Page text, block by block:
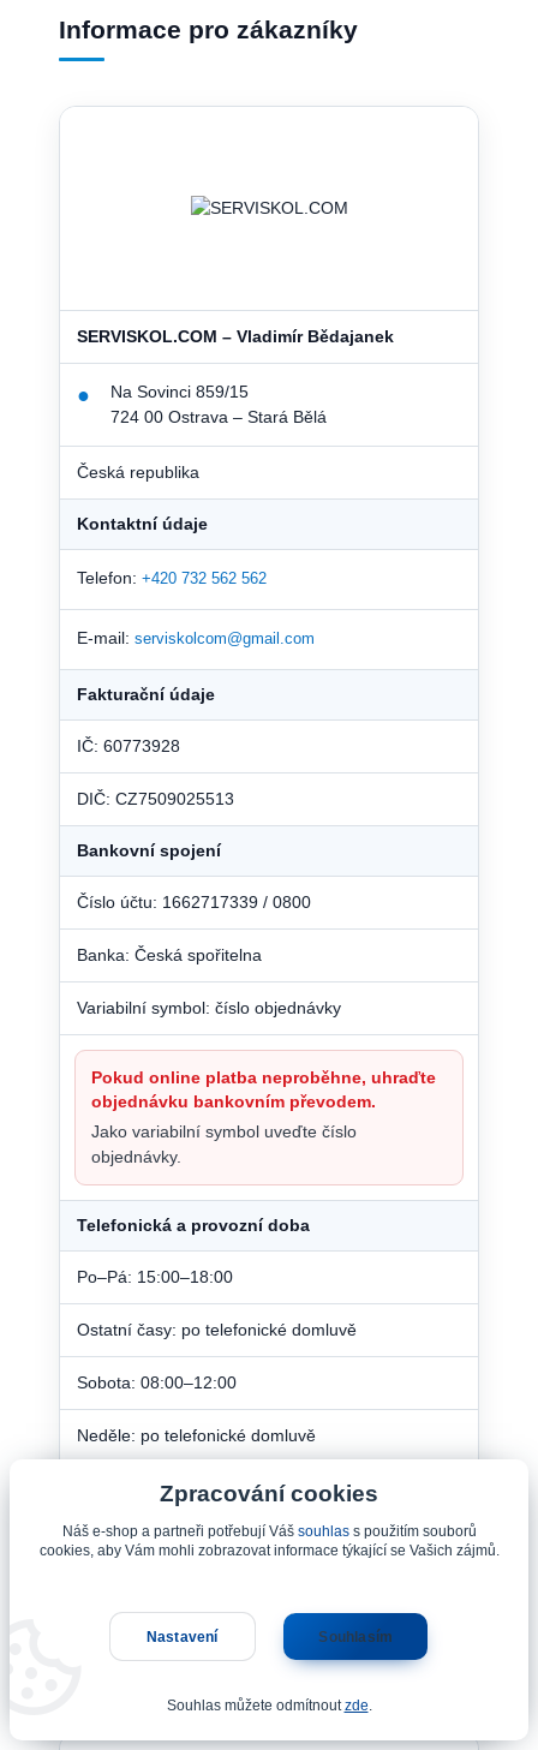
Informace pro zákazníky
SERVISKOL.COM – Vladimír Bědajanek
●
Na Sovinci 859/15
724 00 Ostrava – Stará Bělá
Česká republika
Kontaktní údaje
Telefon: +420 732 562 562
E-mail: serviskolcom@gmail.com
Fakturační údaje
IČ: 60773928
DIČ: CZ7509025513
Bankovní spojení
Číslo účtu: 1662717339 / 0800
Banka: Česká spořitelna
Variabilní symbol: číslo objednávky
Pokud online platba neproběhne, uhraďte
objednávku bankovním převodem.
Jako variabilní symbol uveďte číslo
objednávky.
Telefonická a provozní doba
Po–Pá: 15:00–18:00
Ostatní časy: po telefonické domluvě
Sobota: 08:00–12:00
Neděle: po telefonické domluvě
Nejedná se o klasickou kamennou
prodejnu. Osobní návštěva je možná
pouze po předchozí telefonické domluvě.
Naše služby
Zpracování cookies
Náš e-shop a partneři potřebují Váš souhlass použitím souborů
cookies, aby Vám mohli zobrazovat informace týkající se Vašich zájmů.
Nastavení Souhlasím
Souhlas můžete odmítnoutzde